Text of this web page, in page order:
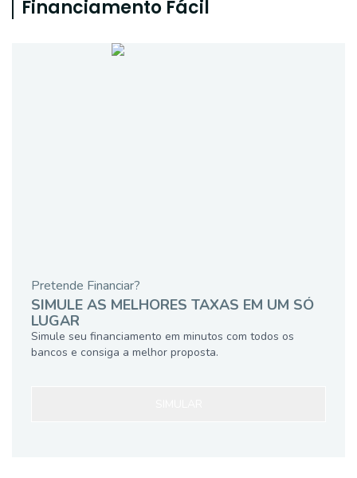
Financiamento Fácil
Pretende Financiar?
SIMULE AS MELHORES TAXAS EM UM SÓ
LUGAR
Simule seu financiamento em minutos com todos os
bancos e consiga a melhor proposta.